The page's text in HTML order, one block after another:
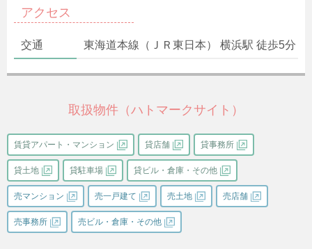
アクセス
交通 東海道本線（ＪＲ東日本） 横浜駅 徒歩5分
取扱物件（ハトマークサイト）
賃貸アパート・マンション 貸店舗 貸事務所
貸土地 貸駐車場 貸ビル・倉庫・その他
売マンション 売一戸建て 売土地 売店舗
売事務所 売ビル・倉庫・その他